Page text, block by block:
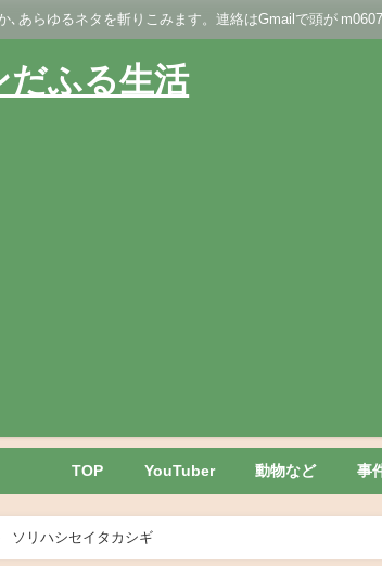
､あらゆるネタを斬りこみます。連絡はGmailで頭が
だふる生活
TOP YouTuber 動物など 事
ソリハシセイタカシギ